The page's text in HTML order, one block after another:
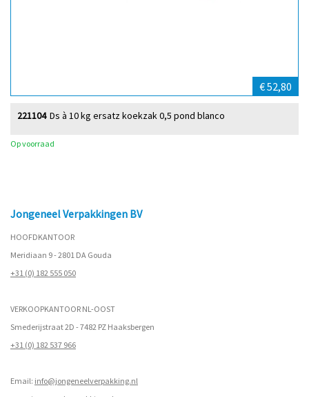
€ 52,80
Ds à 10 kg ersatz koekzak 0,5 pond blanco
221104
Op voorraad
Jongeneel Verpakkingen BV
HOOFDKANTOOR
Meridiaan 9 - 2801 DA Gouda
+31 (0) 182 555 050
VERKOOPKANTOOR NL-OOST
Smederijstraat 2D - 7482 PZ Haaksbergen
+31 (0) 182 537 966
Email: info@jongeneelverpakking.nl